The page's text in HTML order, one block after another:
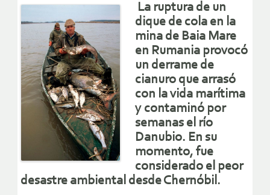
La ruptura de un
dique de cola en la
mina de Baia Mare
en Rumania provocó
un derrame de
cianuro que arrasó
con la vida marítima
y contaminó por
semanas el río
Danubio. En su
momento, fue
considerado el peor
desastre ambiental desde Chernóbil.